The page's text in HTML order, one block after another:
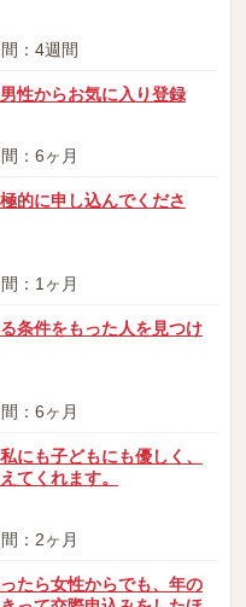
：4週間
性からお気に入り登録
：6ヶ月
的に申し込んでくださ
：1ヶ月
条件をもった人を見つけ
：6ヶ月
にも子どもにも優しく、
てくれます。
：2ヶ月
たら女性からでも、年の